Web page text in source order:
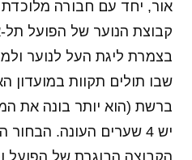
אור, יחד עם חבורה
קבוצת הנוער של הפועל
בצמרת ליגת העל לנוער
שבו תולים תקוות במועדון
ברשת (הוא יותר בונה את
יש 4 שערים העונה.
הקבוצה הבוגרת של הפועל